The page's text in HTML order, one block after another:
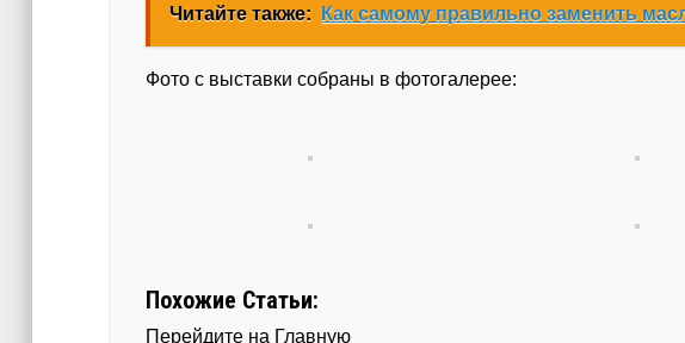
Читайте также: Как самому правильно заменить
Фото с выставки собраны в фотогалерее:
Похожие Статьи:
Перейдите на Главную